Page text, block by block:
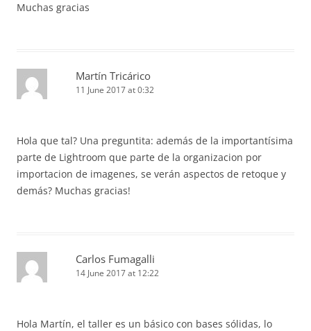
Muchas gracias
Martín Tricárico
11 June 2017 at 0:32
Hola que tal? Una preguntita: además de la importantísima
parte de Lightroom que parte de la organizacion por
importacion de imagenes, se verán aspectos de retoque y
demás? Muchas gracias!
Carlos Fumagalli
14 June 2017 at 12:22
Hola Martín, el taller es un básico con bases sólidas, lo